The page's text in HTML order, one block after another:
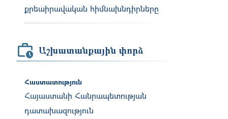
քրեաիրավական հիմնախնդիրները
Աշխատանքային փորձ
Հաստատություն
Հայաստանի Հանրապետության
դատախազություն